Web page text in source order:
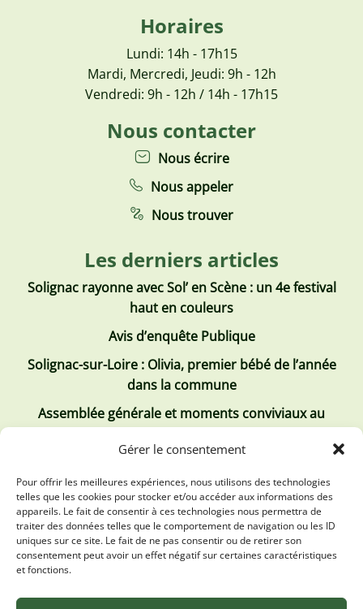
Gérer le consentement
Pour offrir les meilleures expériences, nous utilisons des technologies
telles que les cookies pour stocker et/ou accéder aux informations des
appareils. Le fait de consentir à ces technologies nous permettra de
traiter des données telles que le comportement de navigation ou les ID
uniques sur ce site. Le fait de ne pas consentir ou de retirer son
consentement peut avoir un effet négatif sur certaines caractéristiques
et fonctions.
Horaires
Lundi: 14h - 17h15
Mardi, Mercredi, Jeudi: 9h - 12h
Vendredi: 9h - 12h / 14h - 17h15
Nous contacter
Nous écrire
Nous appeler
Nous trouver
Les derniers articles
Solignac rayonne avec Sol’ en Scène : un 4e festival
haut en couleurs
Avis d’enquête Publique
Solignac-sur-Loire : Olivia, premier bébé de l’année
dans la commune
Assemblée générale et moments conviviaux au
Les derniers comptes rendus
Conseil municipal 2 juillet 2026
Conseil Municipal du 30 avril 2026